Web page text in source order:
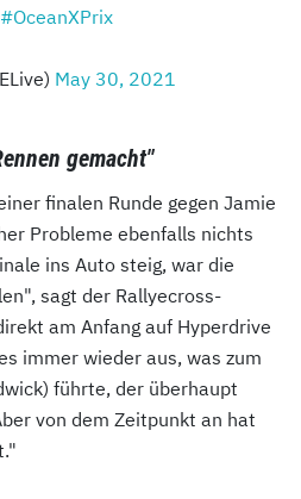
#OceanXPrix
May 30, 2021
gemacht"
finalen Runde gegen Jamie
Probleme ebenfalls nichts
ins Auto steig, war die
sagt der Rallyecross-
am Anfang auf Hyperdrive
immer wieder aus, was zum
führte, der überhaupt
von dem Zeitpunkt an hat